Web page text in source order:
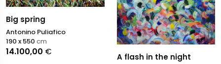
Big spring
Antonino Puliafico
14.100,00 €
190 x 550 cm
A flash in the night